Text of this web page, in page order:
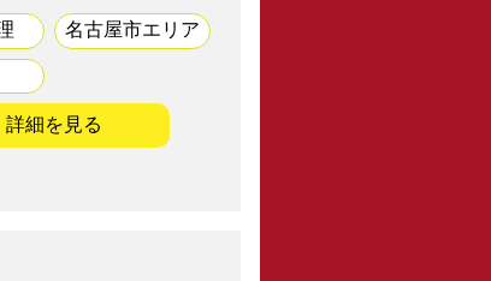
名古屋市エリア
詳細を見る